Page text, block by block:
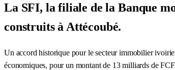
La SFI, la filiale de la Banque
construits à Attécoubé.
Un accord historique pour le secteur immobilier
économiques, pour un montant de 13 milliards de